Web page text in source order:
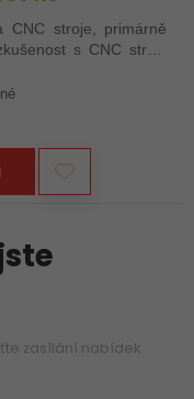
CNC stroje, primárně
zasílání nabídek